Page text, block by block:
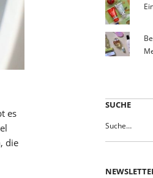
es
die
SUCHE